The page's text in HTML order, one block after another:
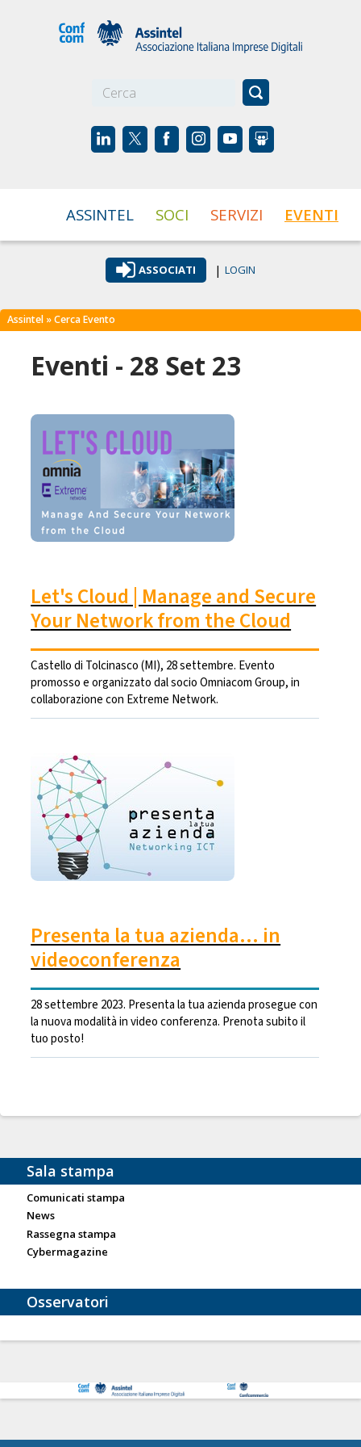
ASSINTEL SOCI SERVIZI EVENTI
ASSOCIATI | LOGIN
Assintel » Cerca Evento
Eventi - 28 Set 23
Let's Cloud | Manage and Secure
Your Network from the Cloud
Castello di Tolcinasco (MI), 28 settembre. Evento
promosso e organizzato dal socio Omniacom Group, in
collaborazione con Extreme Network.
Presenta la tua azienda... in
videoconferenza
28 settembre 2023. Presenta la tua azienda prosegue con
la nuova modalità in video conferenza. Prenota subito il
tuo posto!
Sala stampa
Comunicati stampa
News
Rassegna stampa
Cybermagazine
Osservatori